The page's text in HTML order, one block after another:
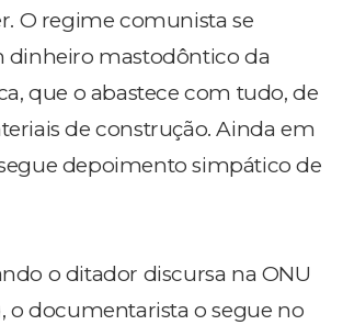
O regime comunista se
dinheiro mastodôntico da
que o abastece com tudo, de
de construção. Ainda em
depoimento simpático de
o ditador discursa na ONU
o documentarista o segue no